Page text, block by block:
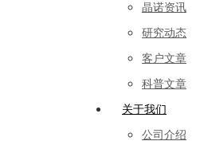
晶诺资讯
研究动态
客户文章
科普文章
关于我们
公司介绍